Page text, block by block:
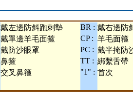
戴左邊防斜跑刺墊 BR : 戴右邊防
戴單邊羊毛面箍 CP : 羊毛面箍
戴防沙眼罩 PC : 戴半掩防
鼻箍 TT : 綁繫舌帶
交叉鼻箍 "1" : 首次